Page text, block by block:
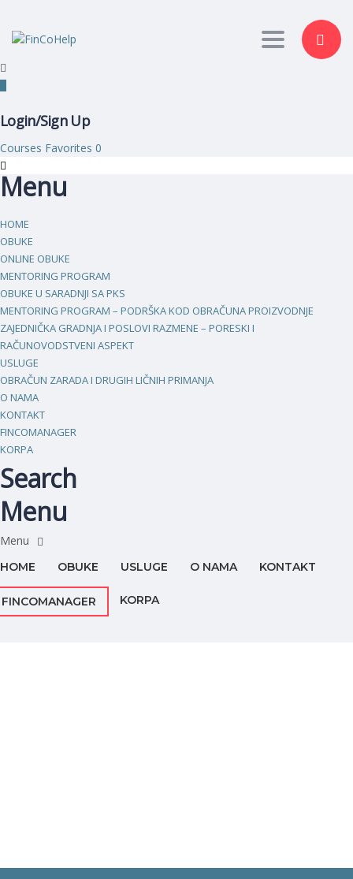
Toggle
Login/Sign Up
Courses Favorites 0
Menu
HOME
OBUKE
ONLINE OBUKE
MENTORING PROGRAM
OBUKE U SARADNJI SA PKS
MENTORING PROGRAM – PODRŠKA KOD OBRAČUNA PROIZVODNJE
ZAJEDNIČKA GRADNJA I POSLOVI RAZMENE – PORESKI I
RAČUNOVODSTVENI ASPEKT
USLUGE
OBRAČUN ZARADA I DRUGIH LIČNIH PRIMANJA
O NAMA
KONTAKT
FINCOMANAGER
KORPA
Search
Menu
HOME OBUKE USLUGE O NAMA KONTAKT
FINCOMANAGER KORPA